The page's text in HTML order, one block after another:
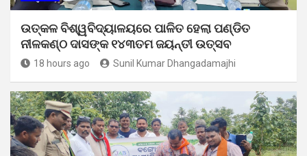
ଉତ୍କଳ ବିଶ୍ୱବିଦ୍ୟାଳୟରେ ପାଳିତ ହେଲା ପଣ୍ଡିତ
ନୀଳକଣ୍ଠ ଦାସଙ୍କ ୧୪୩ତମ ଜୟନ୍ତୀ ଉତ୍ସବ
18 hours ago Sunil Kumar Dhangadamajhi